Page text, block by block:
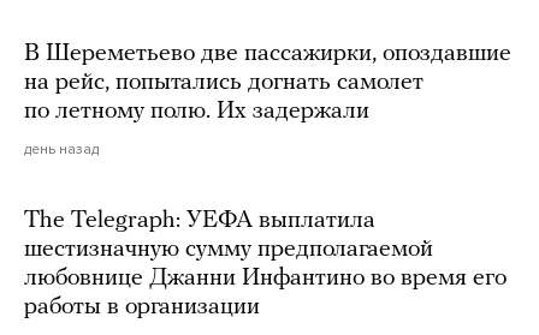
В Шереметьево две пассажирки, опоздавшие
на рейс, попытались догнать самолет
по летному полю. Их задержали
день назад
The Telegraph: УЕФА выплатила
шестизначную сумму предполагаемой
любовнице Джанни Инфантино во время его
работы в организации